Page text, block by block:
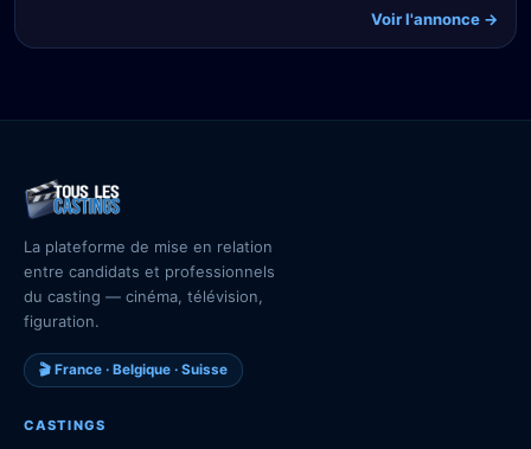
Voir l'annonce →
La plateforme de mise en relation
entre candidats et professionnels
du casting — cinéma, télévision,
figuration.
🎬 France · Belgique · Suisse
CASTINGS